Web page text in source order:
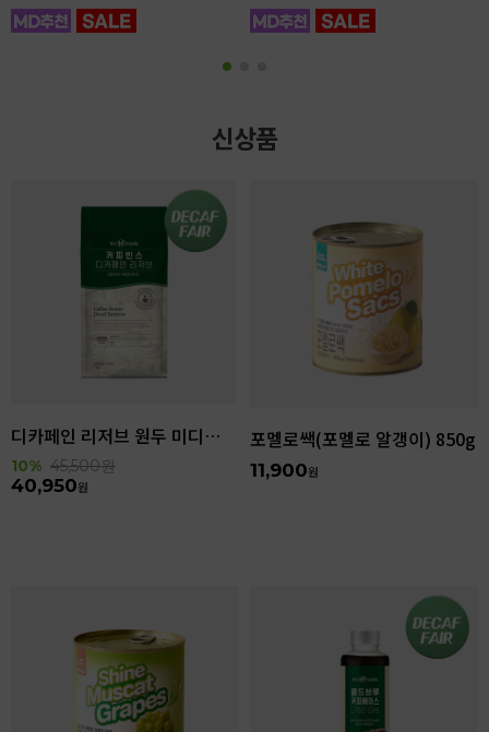
신상품
디카페인 리저브 원두 미디엄다크 로스팅 1kg
10% 45,500원
40,950원
포멜로쌕(포멜로 알갱이) 850g
11,900원